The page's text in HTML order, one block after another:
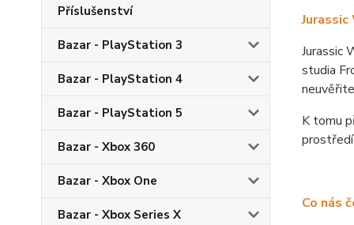
Příslušenství
Bazar - PlayStation 3
Bazar - PlayStation 4
Bazar - PlayStation 5
Bazar - Xbox 360
Bazar - Xbox One
Bazar - Xbox Series X
Jurassic
studia
K tomu
prostředí
Co nás